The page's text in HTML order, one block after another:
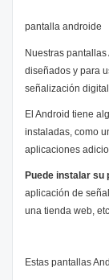
pantalla androide
Nuestras
diseñados y para
señalización
El Android tiene
instaladas, como
aplicaciones
Puede instalar su
aplicación de
una tienda web,
Estas pantallas